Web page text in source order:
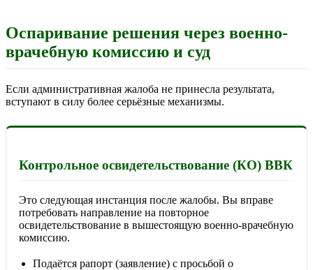
Оспаривание решения через военно-
врачебную комиссию и суд
Если административная жалоба не принесла результата,
вступают в силу более серьёзные механизмы.
Контрольное освидетельствование (КО) ВВК
Это следующая инстанция после жалобы. Вы вправе
потребовать направление на повторное
освидетельствование в вышестоящую военно-врачебную
комиссию.
Подаётся рапорт (заявление) с просьбой о